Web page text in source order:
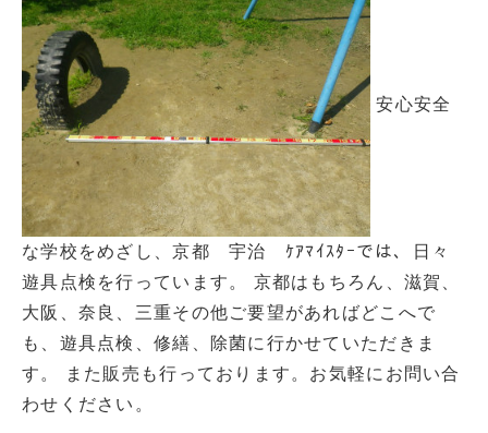
安心安全
な学校をめざし、京都 宇治 ｹｱﾏｲｽﾀｰでは、日々
遊具点検を行っています。 京都はもちろん、滋賀、
大阪、奈良、三重その他ご要望があればどこへで
も、遊具点検、修繕、除菌に行かせていただきま
す。 また販売も行っております。お気軽にお問い合
わせください。